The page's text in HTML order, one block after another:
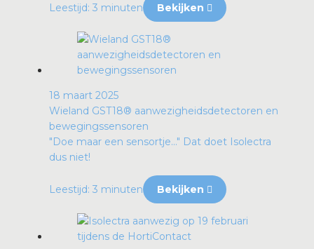
Leestijd: 3 minuten Bekijken
18 maart 2025
Wieland GST18® aanwezigheidsdetectoren en
bewegingssensoren
"Doe maar een sensortje…" Dat doet Isolectra
dus niet!
Leestijd: 3 minuten Bekijken